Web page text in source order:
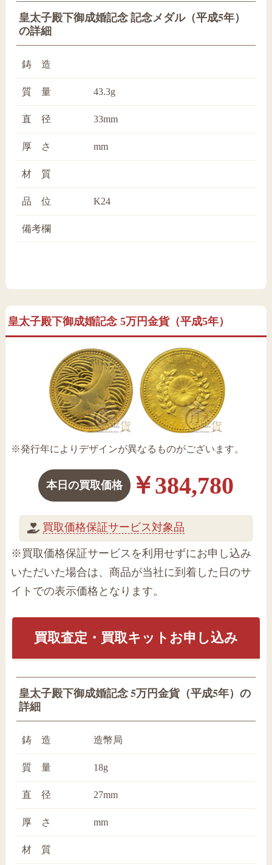
皇太子殿下御成婚記念 記念メダル（平成5年）
の詳細
鋳 造
質 量 43.3g
直 径 33mm
厚 さ mm
材 質
品 位 K24
備考欄
皇太子殿下御成婚記念 5万円金貨（平成5年）
※発行年によりデザインが異なるものがございます。
本日の買取価格 ￥384,780
買取価格保証サービス対象品
※買取価格保証サービスを利用せずにお申し込み
いただいた場合は、商品が当社に到着した日のサ
イトでの表示価格となります。
買取査定・買取キットお申し込み
皇太子殿下御成婚記念 5万円金貨（平成5年）の
詳細
鋳 造 造幣局
質 量 18g
直 径 27mm
厚 さ mm
材 質